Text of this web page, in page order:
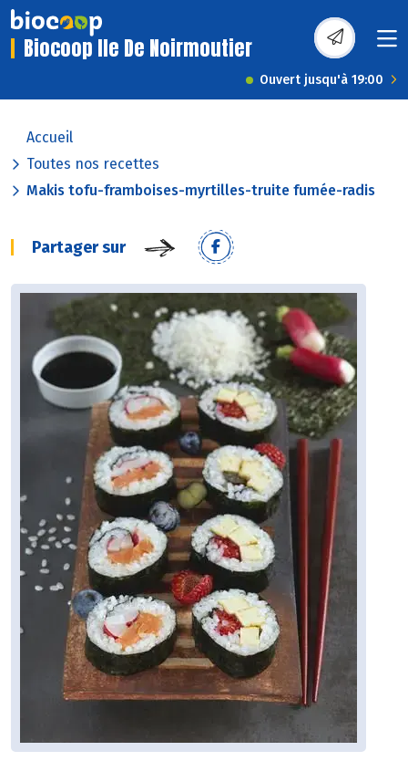
Biocoop Ile De Noirmoutier
Ouvert jusqu'à 19:00
Accueil
Toutes nos recettes
Makis tofu-framboises-myrtilles-truite fumée-radis
Partager sur